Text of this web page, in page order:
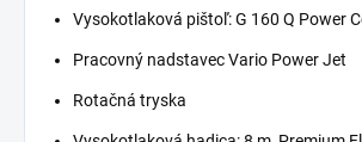
Vysokotlaková pištoľ: G 160 Q Power
Pracovný nadstavec Vario Power Jet
Rotačná tryska